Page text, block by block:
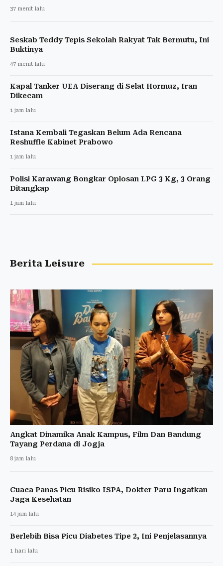
37 menit lalu
Seskab Teddy Tepis Sekolah Rakyat Tak Bermutu, Ini
Buktinya
47 menit lalu
Kapal Tanker UEA Diserang di Selat Hormuz, Iran
Dikecam
1 jam lalu
Istana Kembali Tegaskan Belum Ada Rencana
Reshuffle Kabinet Prabowo
1 jam lalu
Polisi Karawang Bongkar Oplosan LPG 3 Kg, 3 Orang
Ditangkap
1 jam lalu
Berita Leisure
Angkat Dinamika Anak Kampus, Film Dan Bandung
Tayang Perdana di Jogja
8 jam lalu
Cuaca Panas Picu Risiko ISPA, Dokter Paru Ingatkan
Jaga Kesehatan
14 jam lalu
Berlebih Bisa Picu Diabetes Tipe 2, Ini Penjelasannya
1 hari lalu